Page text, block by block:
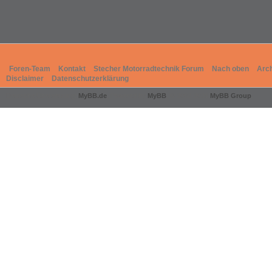
Foren-Team Kontakt Stecher Motorradtechnik Forum Nach oben
Disclaimer
Datenschutzerklärung
MyBB.de MyBB MyBB Group